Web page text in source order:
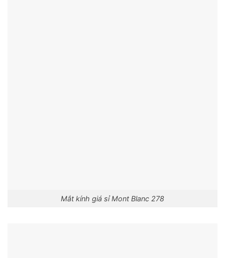
Mắt kính giá sỉ Mont Blanc 278